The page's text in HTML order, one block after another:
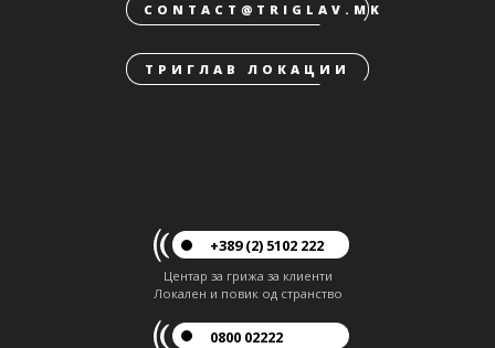
CONTACT@TRIGLAV.MK
ТРИГЛАВ ЛОКАЦИИ
+389 (2) 5102 222
Центар за грижа за клиенти
Локален и повик од странство
0800 02222